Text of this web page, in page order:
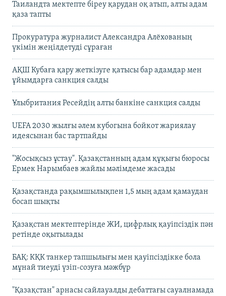
Таиландта мектепте біреу қарудан оқ атып, алты адам
қаза тапты
Прокуратура журналист Александра Алёхованың
үкімін жеңілдетуді сұраған
АҚШ Кубаға қару жеткізуге қатысы бар адамдар мен
ұйымдарға санкция салды
Ұлыбритания Ресейдің алты банкіне санкция салды
UEFA 2030 жылғы әлем кубогына бойкот жариялау
идеясынан бас тартпайды
"Жосықсыз ұстау". Қазақстанның адам құқығы бюросы
Ермек Нарымбаев жайлы мәлімдеме жасады
Қазақстанда рақымшылықпен 1,5 мың адам қамаудан
босап шықты
Қазақстан мектептерінде ЖИ, цифрлық қауіпсіздік пән
ретінде оқытылады
БАҚ: КҚК танкер тапшылығы мен қауіпсіздікке бола
мұнай тиеуді үзіп-созуға мәжбүр
"Қазақстан" арнасы сайлауалды дебаттағы сауалнамада